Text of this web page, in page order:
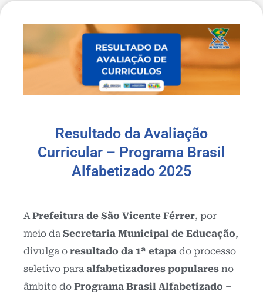
Resultado da Avaliação
Curricular – Programa Brasil
Alfabetizado 2025
A Prefeitura de São Vicente Férrer, por
meio da Secretaria Municipal de Educação,
divulga o resultado da 1ª etapa do processo
seletivo para alfabetizadores populares no
âmbito do Programa Brasil Alfabetizado –